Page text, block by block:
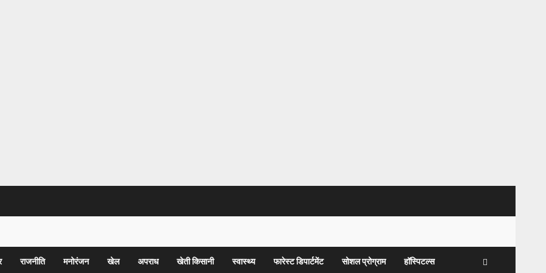
राजनीति मनोरंजन खेल अपराध खेती किसानी स्वास्थ्य फारेस्ट डिपार्टमेंट सोशल प्रोग्राम हॉस्पिटल्स